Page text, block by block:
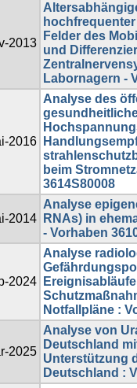
2013
Felder des
und
Labornagern -
2016
Analyse des
beim
3614S80008
2014
Analyse
RNAs) in
- Vorhaben
2024
Analyse
Notfallpläne :
2025
Analyse von
Deutschland
Unterstützung
Deutschland :